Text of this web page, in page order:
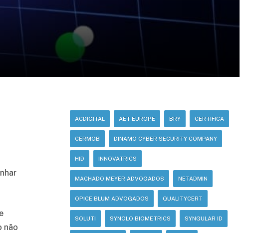
não
ACDIGITAL AET EUROPE BRY CERTIFICA
CERMOB DINAMO CYBER SECURITY COMPANY
HID INNOVATRICS
MACHADO MEYER ADVOGADOS NETADMIN
OPICE BLUM ADVOGADOS QUALITYCERT
SOLUTI SYNOLO BIOMETRICS SYNGULAR ID